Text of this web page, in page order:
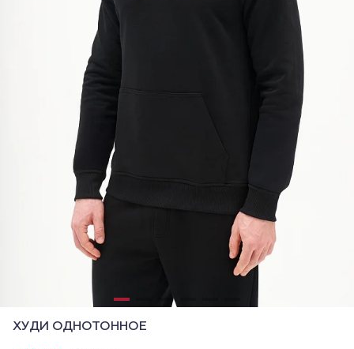
ХУДИ ОДНОТОННОЕ